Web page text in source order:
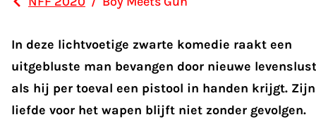
In deze lichtvoetige zwarte komedie raakt een
uitgebluste man bevangen door nieuwe levenslust
als hij per toeval een pistool in handen krijgt. Zijn
liefde voor het wapen blijft niet zonder gevolgen.